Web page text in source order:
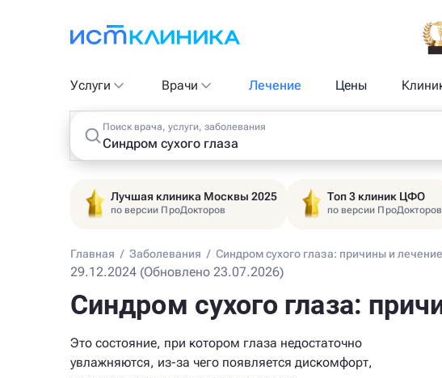
Услуги Врачи Лечение Цены
Поиск врача, услуги, заболевания
Лучшая клиника Москвы 2025
по версии ПроДокторов
Топ 3 клиник ЦФО
по версии ПроДокторов
Главная / Заболевания / Синдром сухого глаза: причины и
29.12.2024 (Обновлено 23.07.2026)
Синдром сухого глаза:
Это состояние, при котором глаза недостаточно
увлажняются, из-за чего появляется дискомфорт,